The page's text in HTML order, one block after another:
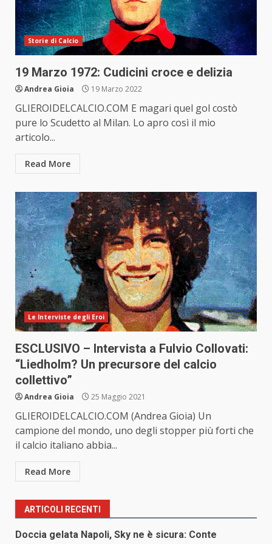
Storie di Calcio
19 Marzo 1972: Cudicini croce e delizia
Andrea Gioia 19 Marzo 2022
GLIEROIDELCALCIO.COM E magari quel gol costò
pure lo Scudetto al Milan. Lo apro così il mio
articolo...
Read More
Le Interviste degli Eroi
ESCLUSIVO – Intervista a Fulvio Collovati:
“Liedholm? Un precursore del calcio
collettivo”
Andrea Gioia 25 Maggio 2021
GLIEROIDELCALCIO.COM (Andrea Gioia) Un
campione del mondo, uno degli stopper più forti che
il calcio italiano abbia...
Read More
ARTICOLI RECENTI
Doccia gelata Napoli, Sky ne è sicura: Conte